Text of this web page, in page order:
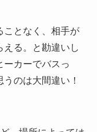
ことなく、相手が
える。と勘違いし
ーカーでバスっ
のは大間違い！